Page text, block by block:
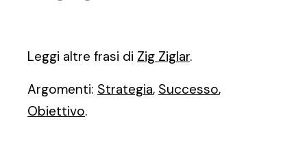
Leggi altre frasi di Zig Ziglar.
Argomenti: Strategia, Successo,
Obiettivo.